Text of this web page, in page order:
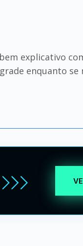
explicativo
enquanto